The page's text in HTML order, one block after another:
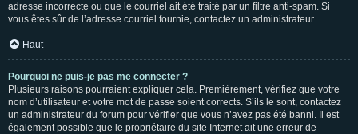
adresse incorrecte ou que le courriel ait été traité par un filtre anti-spam. Si
vous êtes sûr de l’adresse courriel fournie, contactez un administrateur.
Haut
Pourquoi ne puis-je pas me connecter ?
Plusieurs raisons pourraient expliquer cela. Premièrement, vérifiez que votre
nom d’utilisateur et votre mot de passe soient corrects. S’ils le sont, contactez
un administrateur du forum pour vérifier que vous n’avez pas été banni. Il est
également possible que le propriétaire du site Internet ait une erreur de